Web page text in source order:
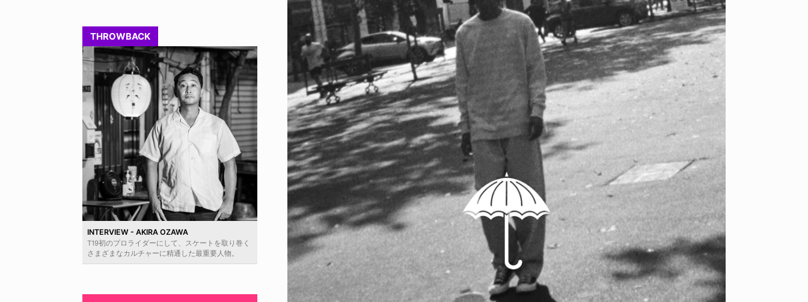
THROWBACK
INTERVIEW - AKIRA OZAWA
T19初のプロライダーにして、スケートを取り巻く
さまざまなカルチャーに精通した最重要人物。